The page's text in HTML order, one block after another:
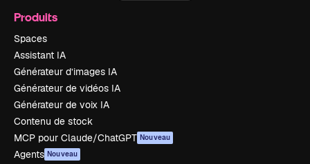
Produits
Spaces
Assistant IA
Générateur d’images IA
Générateur de vidéos IA
Générateur de voix IA
Contenu de stock
MCP pour Claude/ChatGPT Nouveau
Agents Nouveau